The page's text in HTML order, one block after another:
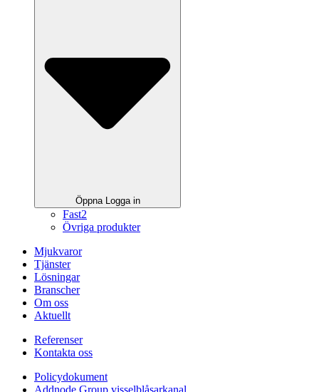
Öppna Logga in
Fast2
Övriga produkter
Mjukvaror
Tjänster
Lösningar
Branscher
Om oss
Aktuellt
Referenser
Kontakta oss
Policydokument
Addnode Group visselblåsarkanal